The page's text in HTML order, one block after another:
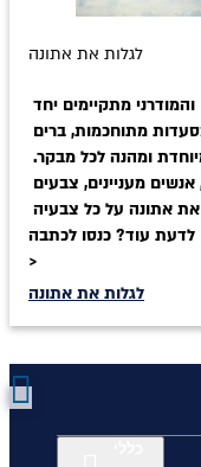
לגלות את אתונה
לדעת עוד? כנסו לכתבה
>
לגלות את אתונה